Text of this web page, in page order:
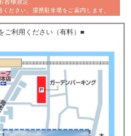
ご利用ください（有料）■